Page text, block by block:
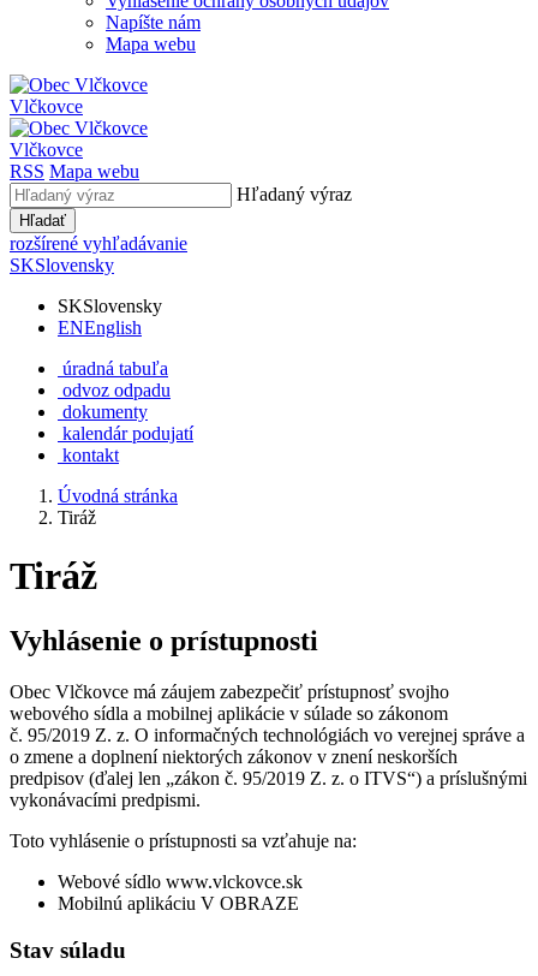
Napíšte nám
Mapa webu
Vlčkovce
Vlčkovce
RSS Mapa webu
Hľadaný výraz
Hľadať
rozšírené vyhľadávanie
SKSlovensky
SKSlovensky
ENEnglish
úradná tabuľa
odvoz odpadu
dokumenty
kalendár podujatí
kontakt
Úvodná stránka
Tiráž
Tiráž
Vyhlásenie o prístupnosti
Obec Vlčkovce má záujem zabezpečiť prístupnosť svojho
webového sídla a mobilnej aplikácie v súlade so zákonom
č. 95/2019 Z. z. O informačných technológiách vo verejnej správe a
o zmene a doplnení niektorých zákonov v znení neskorších
predpisov (ďalej len „zákon č. 95/2019 Z. z. o ITVS“) a príslušnými
vykonávacími predpismi.
Toto vyhlásenie o prístupnosti sa vzťahuje na:
Webové sídlo www.vlckovce.sk
Mobilnú aplikáciu V OBRAZE
Stav súladu